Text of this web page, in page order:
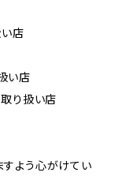
店
い店
り扱い店
よう心がけてい